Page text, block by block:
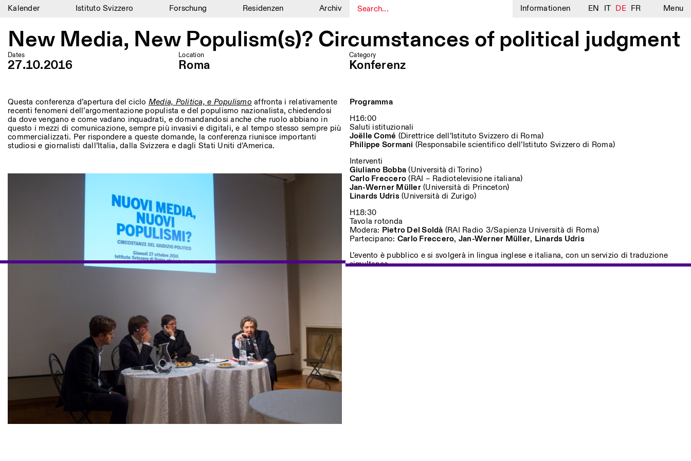
Kalender Istituto Svizzero Forschung Residenzen Archiv Informationen EN IT DE FR Menu
Kalender
Istituto Svizzero
Residenzen
Archiv
Blog
Organisation
Bibliothek
Andere Tätigkeiten
NEWSLETTER
Melden Sie sich für unseren Newsletter an, damit Sie stets auf dem Laufenden über unsere
Linkedin Vimeo
New Media, New Populism(s)? Circumstances of political judgment
Dates
27.10.2016
Location
Roma
Category
Konferenz
Questa conferenza d’apertura del ciclo Media, Politica, e Populismo affronta i relativamente
recenti fenomeni dell’argomentazione populista e del populismo nazionalista, chiedendosi
da dove vengano e come vadano inquadrati, e domandandosi anche che ruolo abbiano in
questo i mezzi di comunicazione, sempre più invasivi e digitali, e al tempo stesso sempre più
commercializzati. Per rispondere a queste domande, la conferenza riunisce importanti
studiosi e giornalisti dall’Italia, dalla Svizzera e dagli Stati Uniti d’America.
Programma
H16:00
Saluti istituzionali
Joëlle Comé (Direttrice dell’Istituto Svizzero di Roma)
Philippe Sormani (Responsabile scientifico dell’Istituto Svizzero di Roma)
Interventi
Giuliano Bobba (Università di Torino)
Carlo Freccero (RAI – Radiotelevisione italiana)
Jan-Werner Müller(Università di Princeton)
Linards Udris(Università di Zurigo)
H18:30
Tavola rotonda
Modera: Pietro Del Soldà (RAI Radio 3/Sapienza Università di Roma)
Partecipano: Carlo Freccero, Jan-Werner Müller, Linards Udris
L’evento è pubblico e si svolgerà in lingua inglese e italiana, con un servizio di traduzione
simultanea.